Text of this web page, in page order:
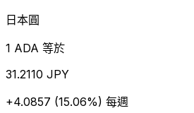
日本圓
1 ADA 等於
31.2110 JPY
+4.0857 (15.06%) 每週